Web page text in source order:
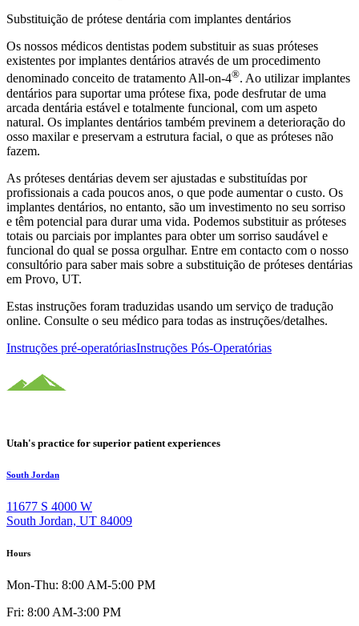
Substituição de prótese dentária com implantes dentários
Os nossos médicos dentistas podem substituir as suas próteses
existentes por implantes dentários através de um procedimento
denominado conceito de tratamento All-on-4®. Ao utilizar implantes
dentários para suportar uma prótese fixa, pode desfrutar de uma
arcada dentária estável e totalmente funcional, com um aspeto
natural. Os implantes dentários também previnem a deterioração do
osso maxilar e preservam a estrutura facial, o que as próteses não
fazem.
As próteses dentárias devem ser ajustadas e substituídas por
profissionais a cada poucos anos, o que pode aumentar o custo. Os
implantes dentários, no entanto, são um investimento no seu sorriso
e têm potencial para durar uma vida. Podemos substituir as próteses
totais ou parciais por implantes para obter um sorriso saudável e
funcional do qual se possa orgulhar. Entre em contacto com o nosso
consultório para saber mais sobre a substituição de próteses dentárias
em Provo, UT.
Estas instruções foram traduzidas usando um serviço de tradução
online. Consulte o seu médico para todas as instruções/detalhes.
Instruções pré-operatóriasInstruções Pós-Operatórias
Utah's practice for superior patient experiences
South Jordan
11677 S 4000 W
South Jordan, UT 84009
Hours
Mon-Thu: 8:00 AM-5:00 PM
Fri: 8:00 AM-3:00 PM